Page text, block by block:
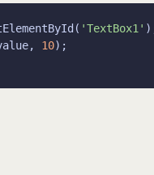
'TextBox1'
10